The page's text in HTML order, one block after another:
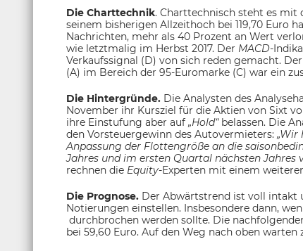
Die Charttechnik. Charttechnisch steht es mit
seinem bisherigen Allzeithoch bei 119,70 Euro
Nachrichten, mehr als 40 Prozent an Wert
wie letztmalig im Herbst 2017. Der MACD-
Verkaufssignal (D) von sich reden gemacht.
(A) im Bereich der 95-Euromarke (C) war ein
Die Hintergründe. Die Analysten des
November ihr Kursziel für die Aktien von Sixt
ihre Einstufung aber auf „Hold“belassen. Die
den Vorsteuergewinn des Autovermieters: „Wir
Anpassung der Flottengröße an die
Jahres und im ersten Quartal nächsten Jahres
rechnen die Equity-Experten mit einem
Die Prognose. Der Abwärtstrend ist voll intakt
Notierungen einstellen. Insbesondere dann,
durchbrochen werden sollte. Die
bei 59,60 Euro. Auf den Weg nach oben warten